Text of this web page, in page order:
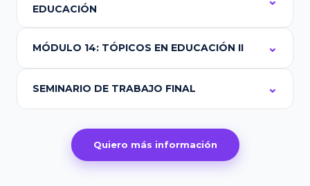
EDUCACIÓN
MÓDULO 14: TÓPICOS EN EDUCACIÓN II
SEMINARIO DE TRABAJO FINAL
Quiero más información